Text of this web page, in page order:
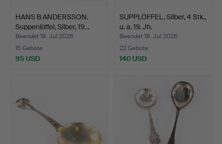
HANS B ANDERSSON.
Suppenlöffel, Silber, 19…
Beendet 18. Jul 2026
15 Gebote
95 USD
SUPPLÖFFEL, Silber, 4 Stk.,
u. a. 19. Jh.
Beendet 18. Jul 2026
22 Gebote
140 USD